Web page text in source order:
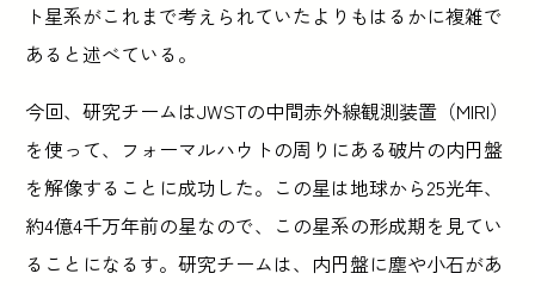
ト星系がこれまで考えられていたよりもはるかに複雑で
あると述べている。
今回、研究チームはJWSTの中間赤外線観測装置（MIRI）
を使って、フォーマルハウトの周りにある破片の内円盤
を解像することに成功した。この星は地球から25光年、
約4億4千万年前の星なので、この星系の形成期を見てい
ることになるす。研究チームは、内円盤に塵や小石があ